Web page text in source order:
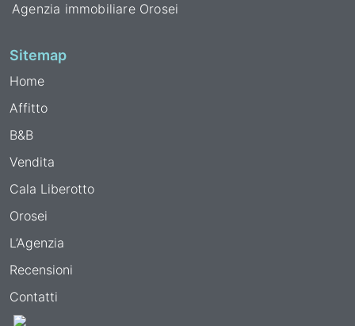
Agenzia immobiliare Orosei
Sitemap
Home
Affitto
B&B
Vendita
Cala Liberotto
Orosei
L’Agenzia
Recensioni
Contatti